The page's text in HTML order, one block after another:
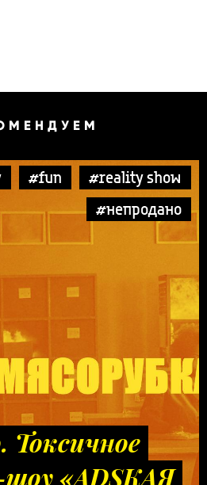
#fun
#reality show
#непродано
Токсичное
«ADSКАЯ